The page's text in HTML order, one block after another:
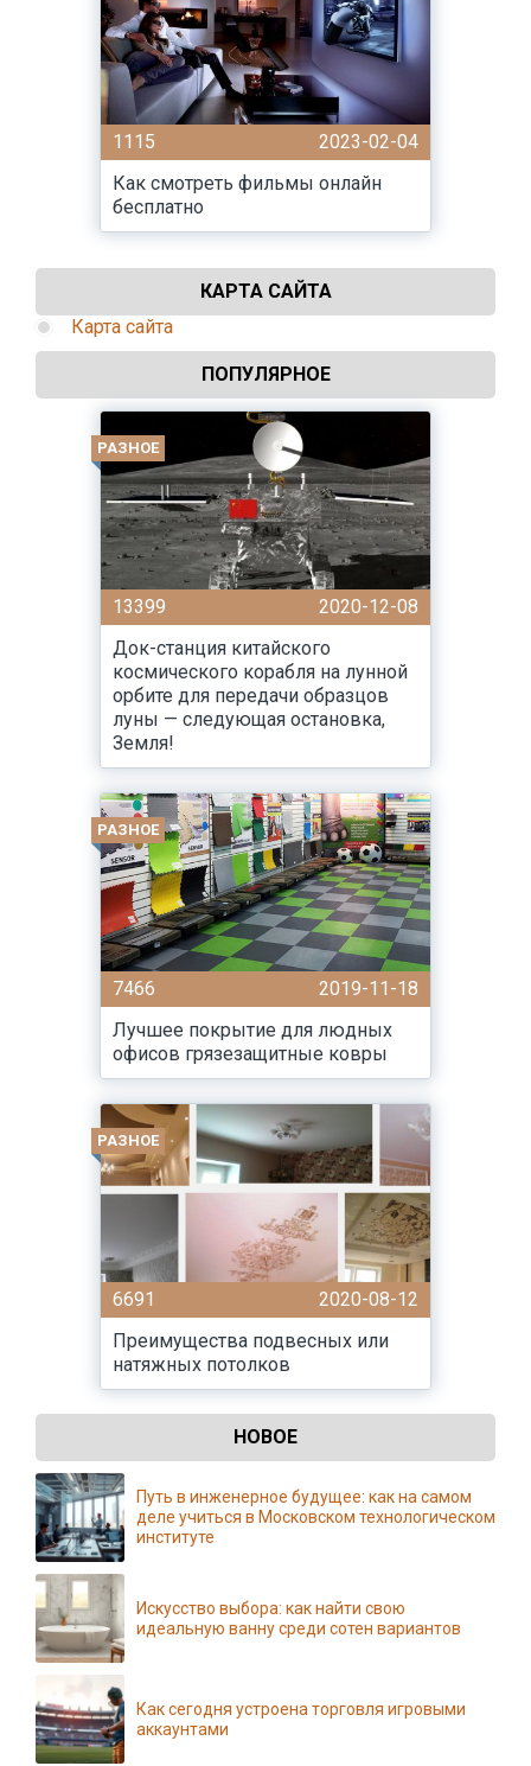
1115
2023-02-04
Как смотреть фильмы онлайн
бесплатно
КАРТА САЙТА
Карта сайта
ПОПУЛЯРНОЕ
РАЗНОЕ
13399
2020-12-08
Док-станция китайского
космического корабля на лунной
орбите для передачи образцов
луны — следующая остановка,
Земля!
РАЗНОЕ
7466
2019-11-18
Лучшее покрытие для людных
офисов грязезащитные ковры
РАЗНОЕ
6691
2020-08-12
Преимущества подвесных или
натяжных потолков
НОВОЕ
Путь в инженерное будущее: как на самом
деле учиться в Московском технологическом
институте
Искусство выбора: как найти свою
идеальную ванну среди сотен вариантов
Как сегодня устроена торговля игровыми
аккаунтами